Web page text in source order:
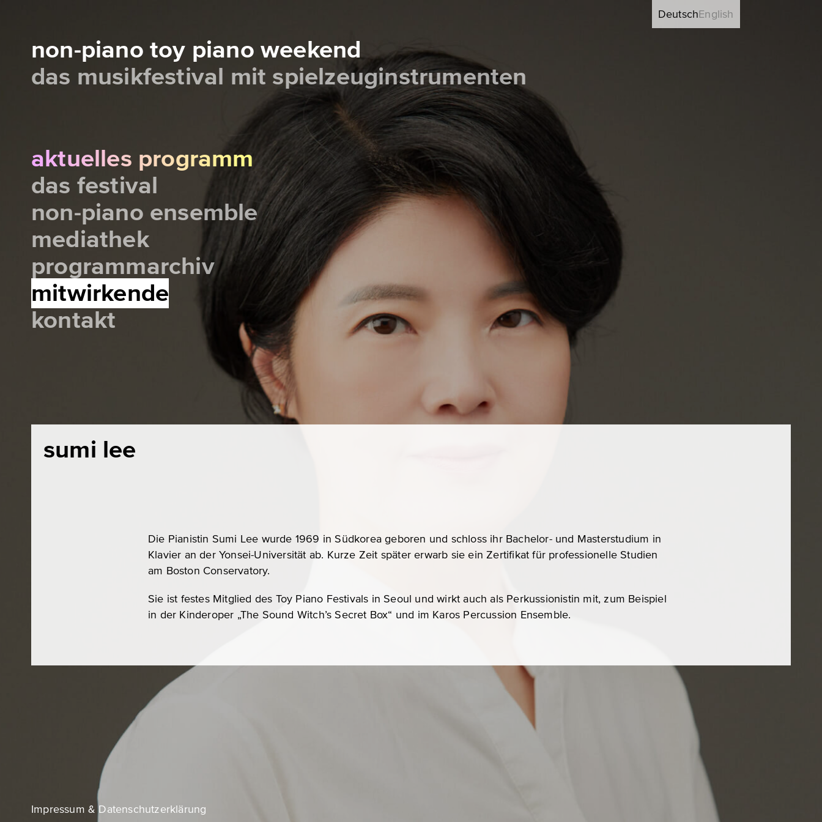
non-piano toy piano weekend
das musikfestival mit spielzeuginstrumenten
DeutschEnglish
aktuelles programm
das festival
non-piano ensemble
mediathek
programmarchiv
mitwirkende
kontakt
sumi lee
Die Pianistin Sumi Lee wurde 1969 in Südkorea geboren und schloss ihr Bachelor- und Masterstudium in
Klavier an der Yonsei-Universität ab. Kurze Zeit später erwarb sie ein Zertifikat für professionelle Studien
am Boston Conservatory.
Sie ist festes Mitglied des Toy Piano Festivals in Seoul und wirkt auch als Perkussionistin mit, zum Beispiel
in der Kinderoper „The Sound Witch’s Secret Box“ und im Karos Percussion Ensemble.
Impressum & Datenschutzerklärung